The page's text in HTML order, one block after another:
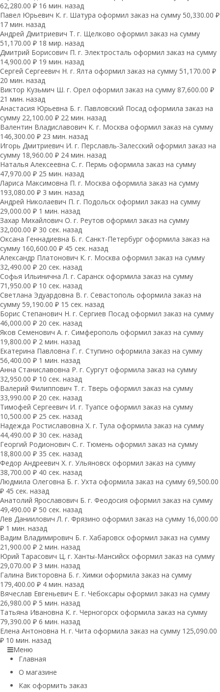
62,280.00 ₽ 16 мин. назад
Павел Юрьевич К. г. Шатура оформил заказ на сумму 50,330.00 ₽
17 мин. назад
Андрей Дмитриевич Т. г. Щелково оформил заказ на сумму
51,170.00 ₽ 18 мир. назад
Дмитрий Борисович П. г. Электросталь оформил заказ на сумму
14,900.00 ₽ 19 мин. назад
Сергей Сергеевич Н. г. Ялта оформил заказ на сумму 51,170.00 ₽
20 мин. назад
Виктор Кузьмич Ш. г. Орел оформил заказ на сумму 87,600.00 ₽
21 мин. назад
Анастасия Юрьевна Б. г. Павловский Посад оформила заказ на
сумму 22,100.00 ₽ 22 мин. назад
Валентин Владиславович К. г. Москва оформил заказ на сумму
146,300.00 ₽ 23 мин. назад
Игорь Дмитриевич И. г. Перславль-Залесский оформил заказ на
сумму 18,960.00 ₽ 24 мин. назад
Наталья Алексеевна С. г. Пермь оформила заказ на сумму
47,970.00 ₽ 25 мин. назад
Лариса Максимовна П. г. Москва оформила заказ на сумму
193,080.00 ₽ 3 мин. назад
Андрей Николаевич П. г. Подольск оформил заказ на сумму
29,000.00 ₽ 1 мин. назад
Захар Михайлович О. г. Реутов оформил заказ на сумму
32,000.00 ₽ 30 сек. назад
Оксана Геннадиевна Б. г. Санкт-Петербург оформила заказ на
сумму 160,600.00 ₽ 45 сек. назад
Александр Платонович К. г. Москва оформил заказ на сумму
32,490.00 ₽ 20 сек. назад
Софья Ильинична Л. г. Саранск оформила заказ на сумму
71,950.00 ₽ 10 сек. назад
Светлана Эдуардовна В. г. Севастополь оформила заказ на
сумму 59,190.00 ₽ 15 сек. назад
Борис Степанович Н. г. Сергиев Посад оформил заказ на сумму
46,000.00 ₽ 20 сек. назад
Яков Семенович А. г. Симферополь оформил заказ на сумму
19,800.00 ₽ 2 мин. назад
Екатерина Павловна Г. г. Ступино оформила заказ на сумму
56,400.00 ₽ 1 мин. назад
Анна Станиславовна Р. г. Сургут оформила заказ на сумму
32,950.00 ₽ 10 сек. назад
Валерий Филиппович Т. г. Тверь оформил заказ на сумму
33,990.00 ₽ 20 сек. назад
Тимофей Сергеевич И. г. Туапсе оформил заказ на сумму
10,500.00 ₽ 25 сек. назад
Надежда Ростиславовна Х. г. Тула оформила заказ на сумму
44,490.00 ₽ 30 сек. назад
Георгий Родионович С. г. Тюмень оформил заказ на сумму
18,800.00 ₽ 35 сек. назад
Федор Андреевич Х. г. Ульяновск оформил заказ на сумму
38,700.00 ₽ 40 сек. назад
Людмила Олеговна Б. г. Ухта оформила заказ на сумму 69,500.00
₽ 45 сек. назад
Анатолий Ярославович Б. г. Феодосия оформил заказ на сумму
49,490.00 ₽ 50 сек. назад
Лев Даниилович Л. г. Фрязино оформил заказ на сумму 16,000.00
₽ 1 мин. назад
Вадим Владимирович Б. г. Хабаровск оформил заказ на сумму
21,900.00 ₽ 2 мин. назад
Юрий Тарасович Ц. г. Ханты-Мансийск оформил заказ на сумму
29,070.00 ₽ 3 мин. назад
Галина Викторовна Б. г. Химки оформила заказ на сумму
179,400.00 ₽ 4 мин. назад
Вячеслав Евгеньевич Е. г. Чебоксары оформил заказ на сумму
26,980.00 ₽ 5 мин. назад
Татьяна Ивановна К. г. Черногорск оформила заказ на сумму
79,390.00 ₽ 6 мин. назад
Елена Антоновна Н. г. Чита оформила заказ на сумму 125,090.00
₽ 10 мин. назад
Меню
Главная
О магазине
Как оформить заказ